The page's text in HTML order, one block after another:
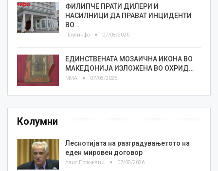
ФИЛИПЧЕ ПРАТИ ДИЛЕРИ И
НАСИЛНИЦИ ДА ПРАВАТ ИНЦИДЕНТИ
ВО…
Плусинфо 07/08/2026
ЕДИНСТВЕНАТА МОЗАИЧНА ИКОНА ВО
МАКЕДОНИЈА ИЗЛОЖЕНА ВО ОХРИД…
МИА 07/08/2026
Колумни
Леснотијата на разградувањетото на
еден мировен договор
Азис Положани 07/08/2026